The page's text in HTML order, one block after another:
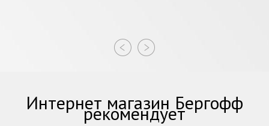
Интернет магазин Бергофф
рекомендует